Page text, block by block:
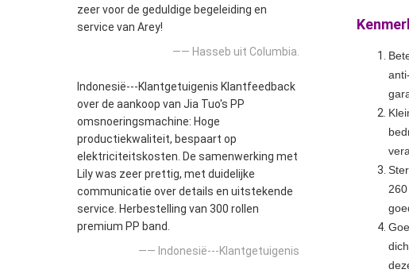
zeer voor de geduldige begeleiding en
service van Arey!
—— Hasseb uit Columbia.
Indonesië---Klantgetuigenis Klantfeedback
over de aankoop van Jia Tuo's PP
omsnoeringsmachine: Hoge
productiekwaliteit, bespaart op
elektriciteitskosten. De samenwerking met
Lily was zeer prettig, met duidelijke
communicatie over details en uitstekende
service. Herbestelling van 300 rollen
premium PP band.
—— Indonesië---Klantgetuigenis